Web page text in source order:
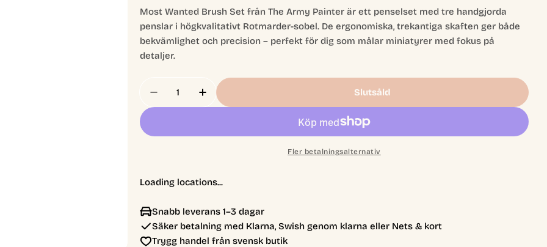
Most Wanted Brush Set från The Army Painter är ett penselset med tre handgjorda
penslar i högkvalitativt Rotmarder-sobel. De ergonomiska, trekantiga skaften ger både
bekvämlighet och precision – perfekt för dig som målar miniatyrer med fokus på
detaljer.
Minska Antal För Most Wanted Brush Set - The Army Painter
Öka Antal För Most Wanted Brush Set - The Army Painter
Slutsåld
Fler betalningsalternativ
Loading locations...
Snabb leverans 1–3 dagar
Säker betalning med Klarna, Swish genom klarna eller Nets & kort
Trygg handel från svensk butik